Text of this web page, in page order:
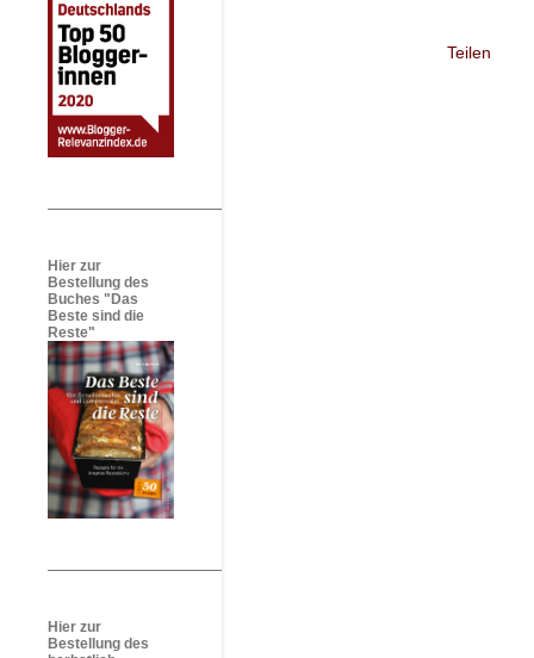
Teilen
Hier zur
Bestellung des
Buches "Das
Beste sind die
Reste"
Hier zur
Bestellung des